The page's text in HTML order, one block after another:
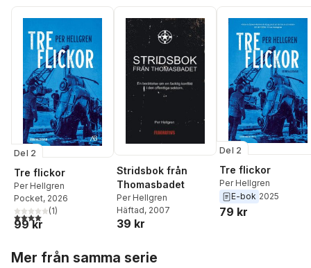
Del 2
Tre flickor
Per Hellgren
Pocket, 2026
4,0utav 5 stjärnor. Totalt antal röster:
(1)
99 kr
Stridsbok från
Thomasbadet
Per Hellgren
Häftad, 2007
39 kr
Del 2
Tre flickor
Per Hellgren
E-bok 2025
79 kr
Mer från samma serie